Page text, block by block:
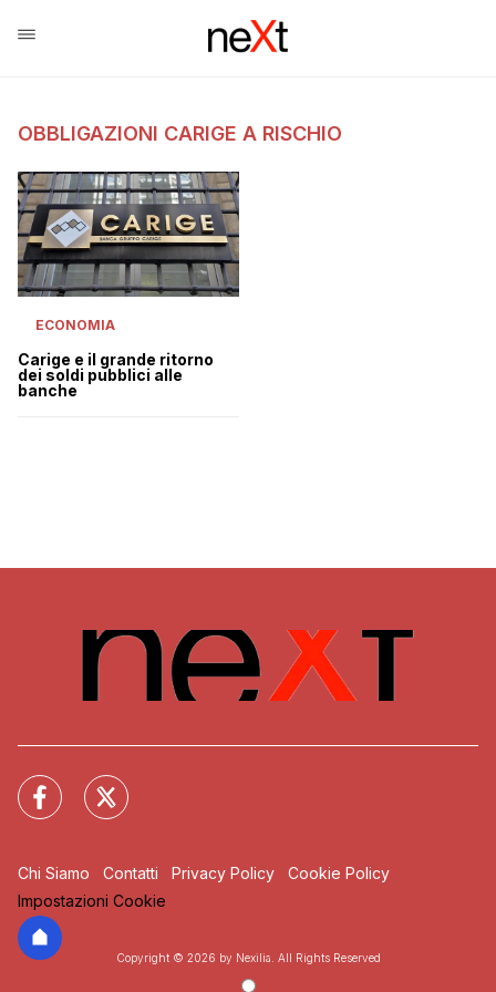
OBBLIGAZIONI CARIGE A RISCHIO
ECONOMIA
Carige e il grande ritorno
dei soldi pubblici alle
banche
Chi Siamo Contatti Privacy Policy
Cookie Policy
Impostazioni Cookie
Copyright © 2026 by Nexilia. All Rights Reserved